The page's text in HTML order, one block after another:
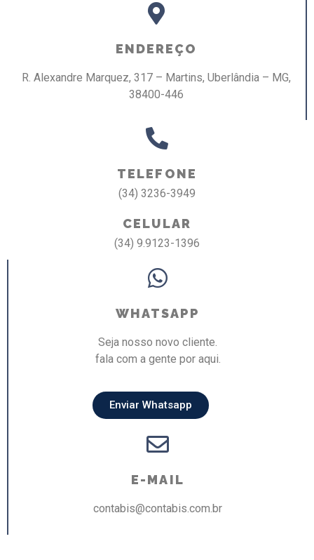
ENDEREÇO
R. Alexandre Marquez, 317 – Martins, Uberlândia – MG,
38400-446
TELEFONE
(34) 3236-3949
CELULAR
(34) 9.9123-1396
WHATSAPP
Seja nosso novo cliente.
fala com a gente por aqui.
Enviar Whatsapp
E-MAIL
contabis@contabis.com.br